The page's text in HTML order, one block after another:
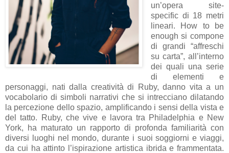
un’opera site-
specific di 18 metri
lineari. How to be
enough si compone
di grandi “affreschi
su carta”, all’interno
dei quali una serie
di elementi e
personaggi, nati dalla creatività di Ruby, danno vita a un
vocabolario di simboli narrativi che si intrecciano dilatando
la percezione dello spazio, amplificando i sensi della vista e
del tatto. Ruby, che vive e lavora tra Philadelphia e New
York, ha maturato un rapporto di profonda familiarità con
diversi luoghi nel mondo, durante i suoi soggiorni e viaggi,
da cui ha attinto l’ispirazione artistica ibrida e frammentata.